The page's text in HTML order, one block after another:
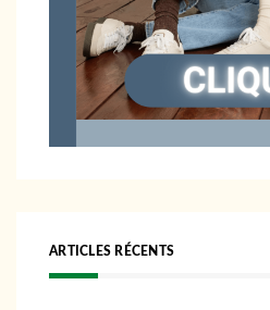
ARTICLES RÉCENTS